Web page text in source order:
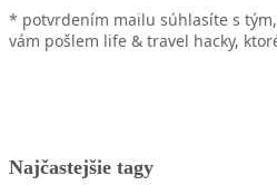
* potvrdením mailu súhlasíte s
vám pošlem life & travel hacky,
Najčastejšie tagy